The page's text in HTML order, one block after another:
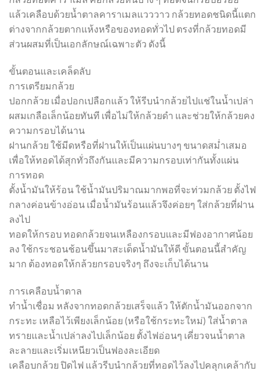
แล้วเคลือบด้วยน้ำตาลคาราเมลแวววาว กล้วยทอดชนิดนี้แตก
ต่างจากกล้วยตากแห้งหรือของทอดทั่วไป ตรงที่กล้วยทอดมี
ส่วนผสมที่เป็นเอกลักษณ์เฉพาะตัว ดังนี้
ขั้นตอนและเคล็ดลับ
การเตรียมกล้วย
ปอกกล้วย เมื่อปอกเปลือกแล้ว ให้รีบนำกล้วยไปแช่ในน้ำเปล่า
ผสมเกลือเล็กน้อยทันที เพื่อไม่ให้กล้วยดำ และช่วยให้กล้วยคง
ความกรอบได้นาน
ฝานกล้วย ใช้มีดหรือที่ฝานให้เป็นแผ่นบางๆ ขนาดสม่ำเสมอ
เพื่อให้ทอดได้สุกทั่วถึงกันและมีความกรอบเท่ากันทั้งแผ่น
การทอด
ตั้งน้ำมันให้ร้อน ใช้น้ำมันปริมาณมากพอที่จะท่วมกล้วย ตั้งไฟ
กลางค่อนข้างอ่อน เมื่อน้ำมันร้อนแล้วจึงค่อยๆ ใส่กล้วยที่ฝาน
ลงไป
ทอดให้กรอบ ทอดกล้วยจนเหลืองกรอบและมีฟองอากาศน้อย
ลง ใช้กระชอนช้อนขึ้นมาสะเด็ดน้ำมันให้ดี ขั้นตอนนี้สำคัญ
มาก ต้องทอดให้กล้วยกรอบจริงๆ ถึงจะเก็บได้นาน
การเคลือบน้ำตาล
ทำน้ำเชื่อม หลังจากทอดกล้วยเสร็จแล้ว ให้ตักน้ำมันออกจาก
กระทะ เหลือไว้เพียงเล็กน้อย (หรือใช้กระทะใหม่) ใส่น้ำตาล
ทรายและน้ำเปล่าลงไปเล็กน้อย ตั้งไฟอ่อนๆ เคี่ยวจนน้ำตาล
ละลายและเริ่มเหนียวเป็นฟองละเอียด
เคลือบกล้วย ปิดไฟ แล้วรีบนำกล้วยที่ทอดไว้ลงไปคลุกเคล้ากับ